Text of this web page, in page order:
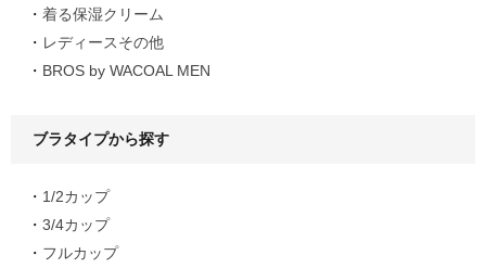
着る保湿クリーム
レディースその他
BROS by WACOAL MEN
ブラタイプから探す
1/2カップ
3/4カップ
フルカップ